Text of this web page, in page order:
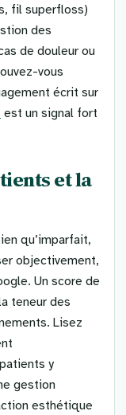
fil superfloss)
des
de douleur ou
vous
écrit sur
est un signal fort
et la
qu’imparfait,
objectivement,
Un score de
teneur des
Lisez
y
gestion
esthétique